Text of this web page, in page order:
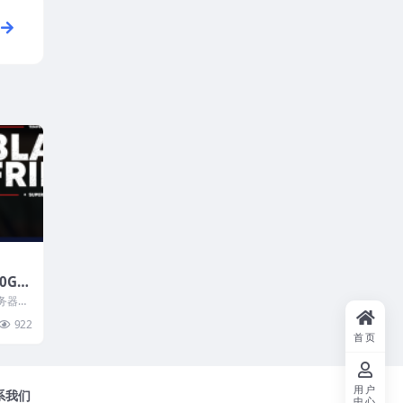
带
机
e
盘
器品
促
922
我们
首页
用户